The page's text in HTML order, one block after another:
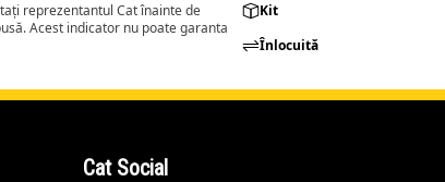
reprezentantul Cat înainte de
Acest indicator nu poate garanta
Kit
Înlocuită
Cat Social